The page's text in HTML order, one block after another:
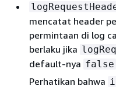
mencatat header
permintaan di log
berlaku jika
default-nya false
Perhatikan bahwa